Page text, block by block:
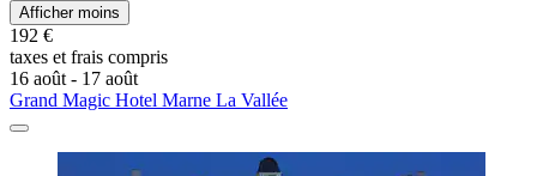
Afficher moins
192 €
taxes et frais compris
16 août - 17 août
Grand Magic Hotel Marne La Vallée